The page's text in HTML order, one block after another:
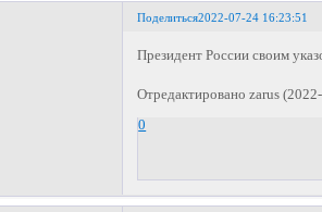
Поделиться2022-07-24 16:23:51
Президент России своим
Отредактировано zarus
0